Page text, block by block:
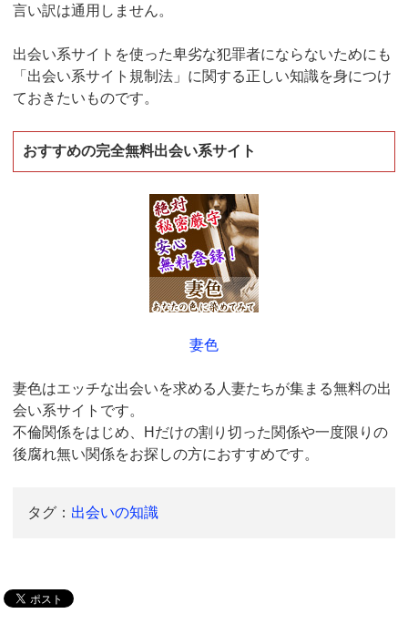
言い訳は通用しません。
出会い系サイトを使った卑劣な犯罪者にならないためにも
「出会い系サイト規制法」に関する正しい知識を身につけ
ておきたいものです。
おすすめの完全無料出会い系サイト
妻色
妻色はエッチな出会いを求める人妻たちが集まる無料の出
会い系サイトです。
不倫関係をはじめ、Hだけの割り切った関係や一度限りの
後腐れ無い関係をお探しの方におすすめです。
タグ： 出会いの知識